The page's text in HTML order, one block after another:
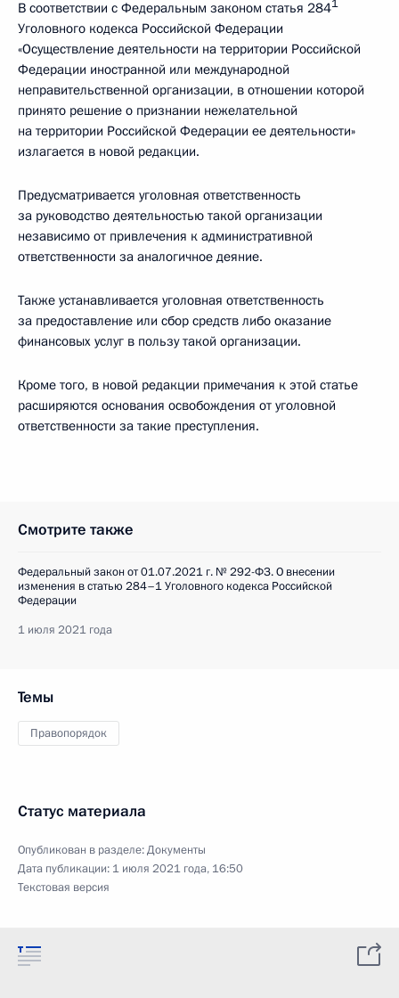
В соответствии с Федеральным законом статья 2841
Уголовного кодекса Российской Федерации
«Осуществление деятельности на территории Российской
Федерации иностранной или международной
неправительственной организации, в отношении которой
принято решение о признании нежелательной
на территории Российской Федерации ее деятельности»
излагается в новой редакции.
Предусматривается уголовная ответственность
за руководство деятельностью такой организации
независимо от привлечения к административной
ответственности за аналогичное деяние.
Также устанавливается уголовная ответственность
за предоставление или сбор средств либо оказание
финансовых услуг в пользу такой организации.
Кроме того, в новой редакции примечания к этой статье
расширяются основания освобождения от уголовной
ответственности за такие преступления.
Смотрите также
Федеральный закон от 01.07.2021 г. № 292-ФЗ. О внесении
изменения в статью 284–1 Уголовного кодекса Российской
Федерации
1 июля 2021 года
Темы
Правопорядок
Статус материала
Опубликован в разделе:Документы
Дата публикации: 1 июля 2021 года, 16:50
Текстовая версия